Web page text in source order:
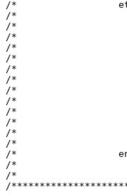
/*
/*
/*
/*
/*
/*
/*
/*
/*
/*
/*
/*
/*
/*
/*
/*
/*